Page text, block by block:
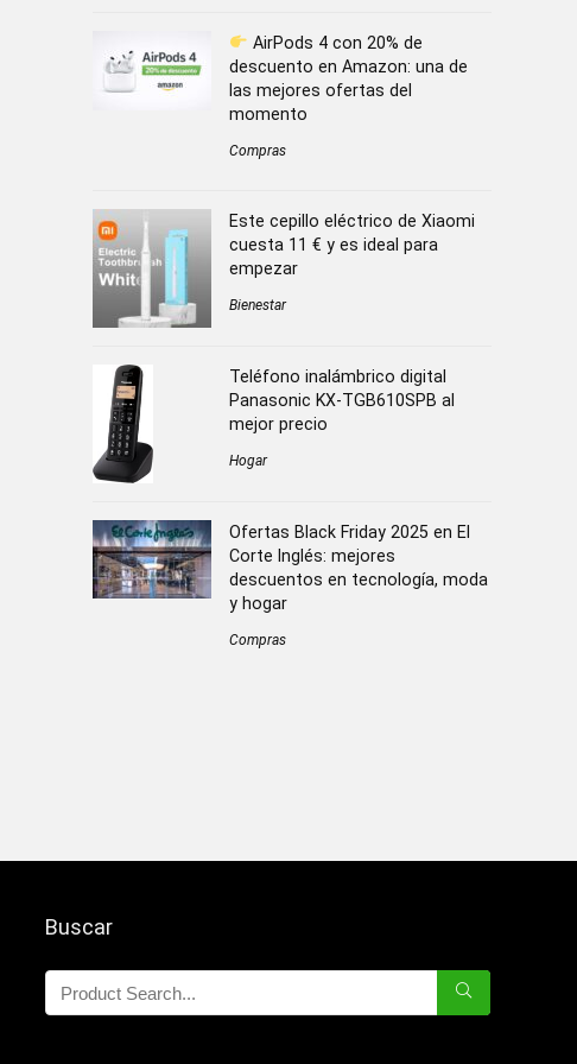
AirPods 4 con 20% de
descuento en Amazon: una de
las mejores ofertas del
momento
Compras
Este cepillo eléctrico de Xiaomi
cuesta 11 € y es ideal para
empezar
Bienestar
Teléfono inalámbrico digital
Panasonic KX-TGB610SPB al
mejor precio
Hogar
Ofertas Black Friday 2025 en El
Corte Inglés: mejores
descuentos en tecnología, moda
y hogar
Compras
Buscar